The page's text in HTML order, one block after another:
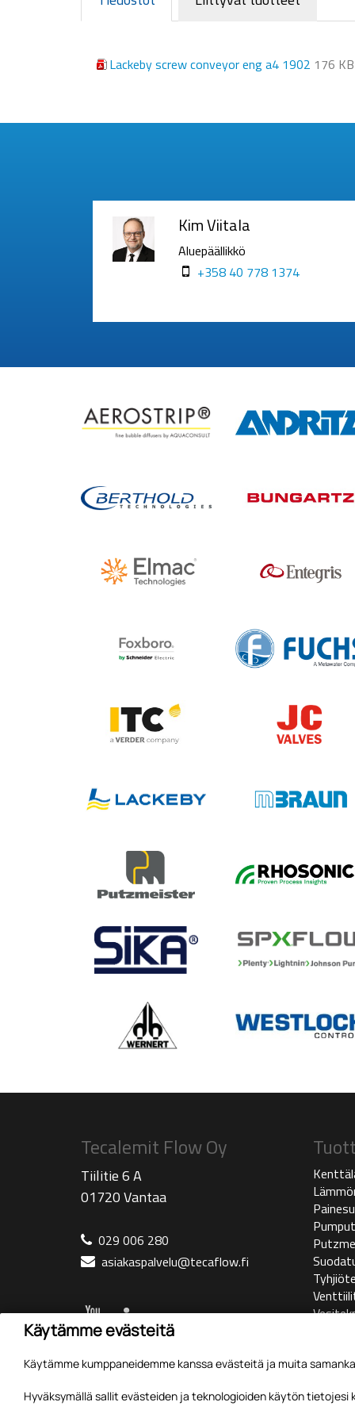
Lackeby screw conveyor eng a4 1902 176 KB
Kim Viitala
Aluepäällikkö
+358 40 778 1374
Tecalemit Flow Oy
Tiilitie 6 A
01720 Vantaa
029 006 280
asiakaspalvelu@tecaflow.fi
Tietosuojaseloste
Pumput
Käytämme evästeitä
Käytämme kumppaneidemme kanssa evästeitä ja muita
Hyväksymällä sallit evästeiden ja teknologioiden käytön tietojesi